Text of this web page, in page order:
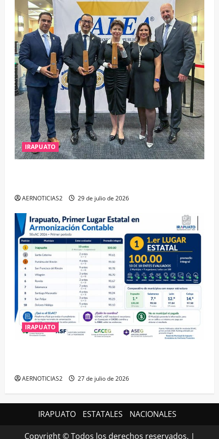
IRAPUATO
AERNOTICIAS2 29 de julio de 2026
IRAPUATO
AERNOTICIAS2 27 de julio de 2026
IRAPUATO ESTATALES NACIONALES
Copyright © Todos los derechos reservados. |